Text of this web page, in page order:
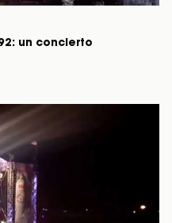
un concierto